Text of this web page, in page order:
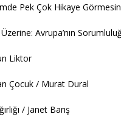
Pek Çok Hikaye
Avrupa’nın
Liktor
Çocuk / Murat Dural
/ Janet Barış